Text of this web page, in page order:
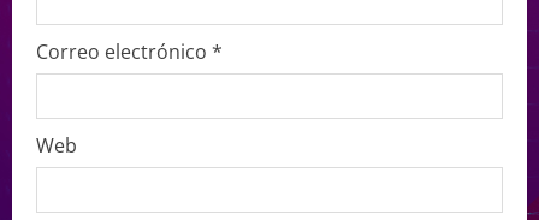
Correo electrónico *
Web